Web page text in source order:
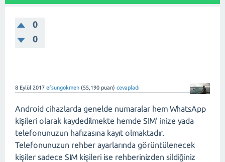
0
0
8 Eylül 2017 efsungokmen (55,190 puan) cevapladı
Android cihazlarda genelde numaralar hem WhatsApp
kişileri olarak kaydedilmekte hemde SIM' inize yada
telefonunuzun hafızasına kayıt olmaktadır.
Telefonunuzun rehber ayarlarında görüntülenecek
kişiler sadece SIM kişileri ise rehberinizden sildiğiniz